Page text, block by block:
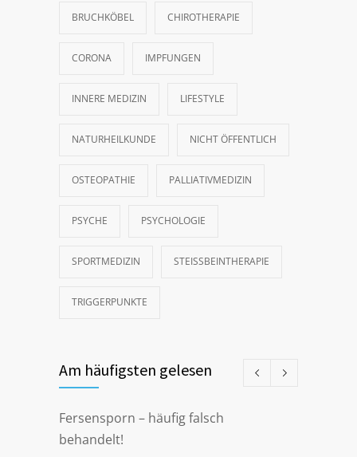
BRUCHKÖBEL CHIROTHERAPIE
CORONA IMPFUNGEN
INNERE MEDIZIN LIFESTYLE
NATURHEILKUNDE NICHT ÖFFENTLICH
OSTEOPATHIE PALLIATIVMEDIZIN
PSYCHE PSYCHOLOGIE
SPORTMEDIZIN STEISSBEINTHERAPIE
TRIGGERPUNKTE
Am häufigsten gelesen
Fersensporn – häufig falsch
behandelt!